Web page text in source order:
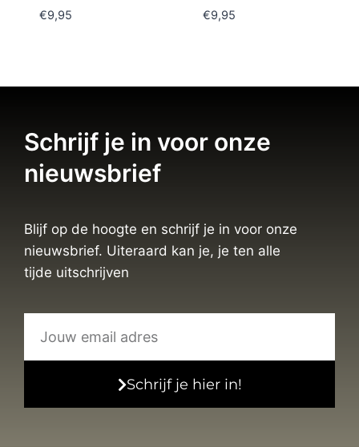
€9,95 €9,95
Schrijf je in voor onze
nieuwsbrief
Blijf op de hoogte en schrijf je in voor onze
nieuwsbrief. Uiteraard kan je, je ten alle
tijde uitschrijven
Schrijf je hier in!